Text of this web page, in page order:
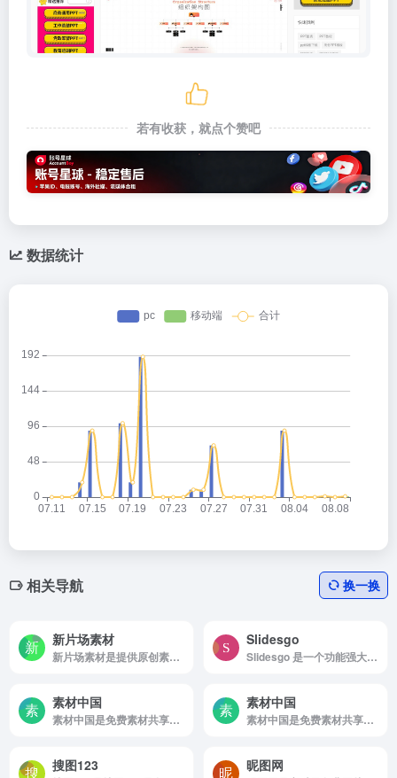
若有收获，就点个赞吧
数据统计
相关导航 换一换
新片场素材
新片场素材是提供原创素材资源、免费素材下载
Slidesgo
Slidesgo 是一个功能强大的在线演示文稿制作平台，专注于提供高质量的模板和 AI 驱动的演示文稿生成工具。
素材中国
素材中国是免费素材共享平台.图片素材图库提供海量素材,图片下载,设计素材,PSD源文件,矢量图,AI,CDR,EPS等高清图片下载
素材中国
素材中国是免费素材共享平台.图片素材图库提供海量素材,图片下载,设计素材,PSD源文件,矢量图,AI,CDR,EPS等高清图片下载
搜图123 昵图网